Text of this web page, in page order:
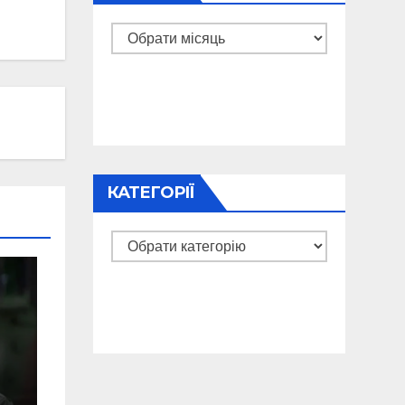
Архіви
КАТЕГОРІЇ
Категорії